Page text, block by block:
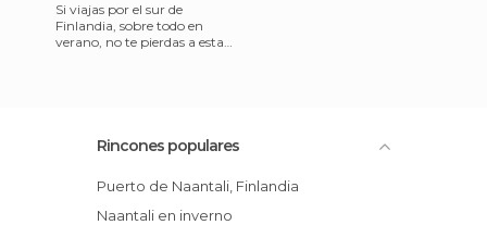
Si viajas por el sur de
Finlandia, sobre todo en
verano, no te pierdas a esta
Rincones populares
Puerto de Naantali, Finlandia
Naantali en inverno